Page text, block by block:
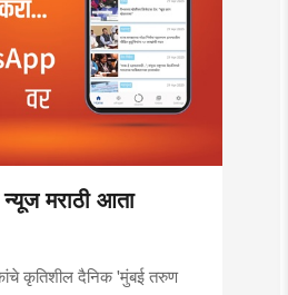
मराठी आता
कृतिशील दैनिक 'मुंबई तरुण